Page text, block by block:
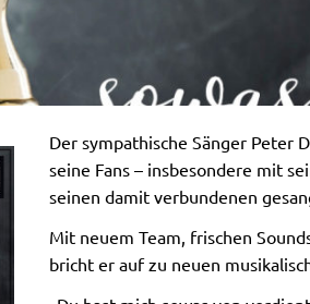
Der sympathische Sänger Peter
seine Fans – insbesondere mit
seinen damit verbundenen
Mit neuem Team, frischen
bricht er auf zu neuen